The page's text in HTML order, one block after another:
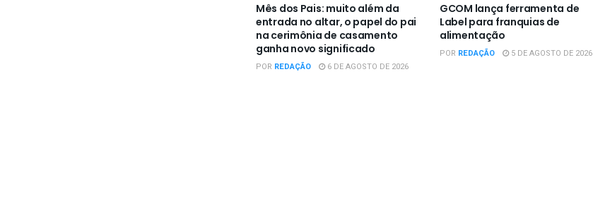
Mês dos Pais: muito além da
entrada no altar, o papel do pai
na cerimônia de casamento
ganha novo significado
POR REDAÇÃO 6 DE AGOSTO DE 2026
GCOM lança ferramenta de
Label para franquias de
alimentação
POR REDAÇÃO 5 DE AGOSTO DE 2026